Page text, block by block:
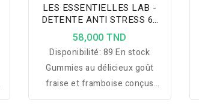
LES ESSENTIELLES LAB -
DETENTE ANTI STRESS 60
GUMMIES
58,000 TND
Disponibilité: 89 En stock
Gummies au délicieux goût
fraise et framboise conçus
pour favoriser la détente,